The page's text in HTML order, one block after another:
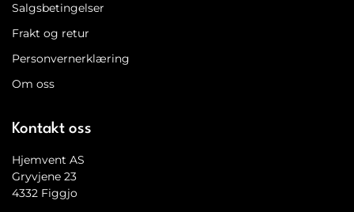
Salgsbetingelser
Frakt og retur
Personvernerklæring
Om oss
Kontakt oss
Hjemvent AS
Gryvjene 23
4332 Figgjo